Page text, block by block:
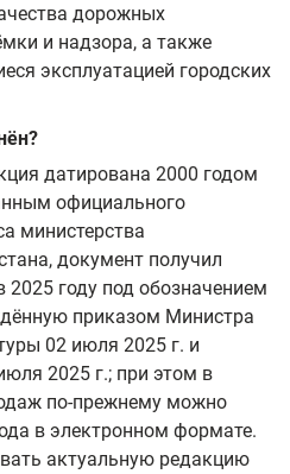
дорожных
и надзора, а также
эксплуатацией городских
датирована 2000 годом
официального
министерства
документ получил
году под обозначением
приказом Министра
02 июля 2025 г. и
2025 г.; при этом в
по-прежнему можно
в электронном формате.
актуальную редакцию